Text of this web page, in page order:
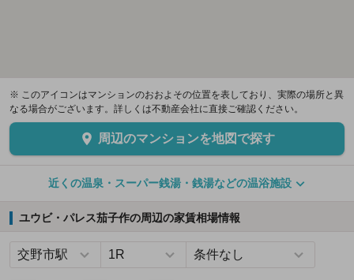
※ このアイコンはマンションのおおよその位置を表しており、実際の場所と異
なる場合がございます。詳しくは不動産会社に直接ご確認ください。
周辺のマンションを地図で探す
近くの温泉・スーパー銭湯・銭湯などの温浴施設
ユウビ・パレス茄子作の周辺の家賃相場情報